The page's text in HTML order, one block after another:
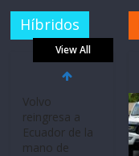
Híbridos
View All